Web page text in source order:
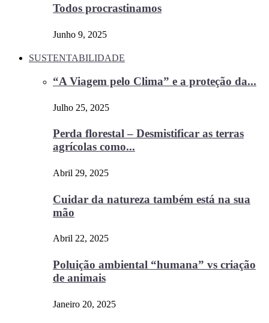
Todos procrastinamos
Junho 9, 2025
SUSTENTABILIDADE
“A Viagem pelo Clima” e a proteção da...
Julho 25, 2025
Perda florestal – Desmistificar as terras
agrícolas como...
Abril 29, 2025
Cuidar da natureza também está na sua
mão
Abril 22, 2025
Poluição ambiental “humana” vs criação
de animais
Janeiro 20, 2025